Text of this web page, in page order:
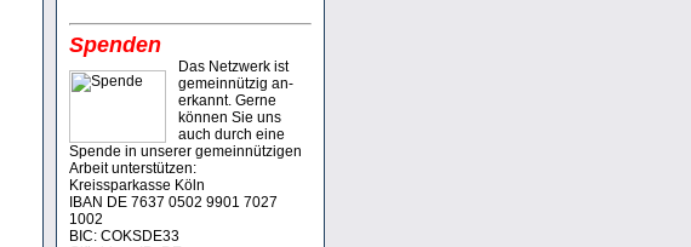
Spenden
Das Netzwerk ist
gemein­nützig an­
erkannt. Gerne
können Sie uns
auch durch eine
Spende in unserer gemein­nützigen
Arbeit unter­stützen:
Kreissparkasse Köln
IBAN DE 7637 0502 9901 7027
1002
BIC: COKSDE33